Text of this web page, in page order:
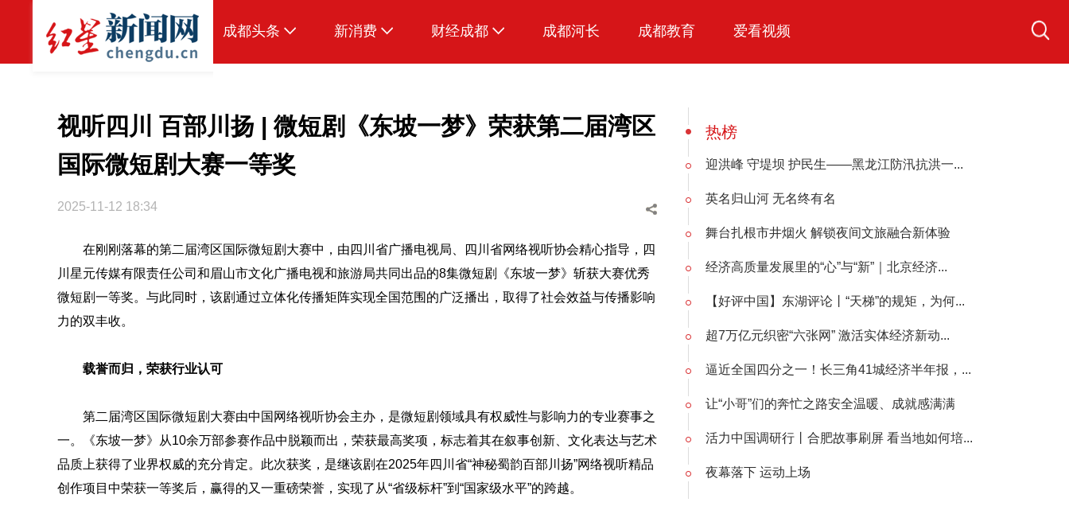
成都头条
本地
国内
热点专题
传真机
新消费 财经成都 成都河长 成都教育 爱看视频
视听四川 百部川扬 | 微短剧《东坡一梦》荣获第二届湾区
国际微短剧大赛一等奖
2025-11-12 18:34
在刚刚落幕的第二届湾区国际微短剧大赛中，由四川省广播电视局、四川省网络视听协会精心指导，四
川星元传媒有限责任公司和眉山市文化广播电视和旅游局共同出品的8集微短剧《东坡一梦》斩获大赛优秀
微短剧一等奖。与此同时，该剧通过立体化传播矩阵实现全国范围的广泛播出，取得了社会效益与传播影响
力的双丰收。
载誉而归，荣获行业认可
第二届湾区国际微短剧大赛由中国网络视听协会主办，是微短剧领域具有权威性与影响力的专业赛事之
一。《东坡一梦》从10余万部参赛作品中脱颖而出，荣获最高奖项，标志着其在叙事创新、文化表达与艺术
品质上获得了业界权威的充分肯定。此次获奖，是继该剧在2025年四川省“神秘蜀韵百部川扬”网络视听精品
创作项目中荣获一等奖后，赢得的又一重磅荣誉，实现了从“省级标杆”到“国家级水平”的跨越。
热榜
迎洪峰 守堤坝 护民生——黑龙江防汛抗洪一...
英名归山河 无名终有名
舞台扎根市井烟火 解锁夜间文旅融合新体验
经济高质量发展里的“心”与“新”｜北京经济...
【好评中国】东湖评论丨“天梯”的规矩，为何...
超7万亿元织密“六张网” 激活实体经济新动...
逼近全国四分之一！长三角41城经济半年报，...
让“小哥”们的奔忙之路安全温暖、成就感满满
活力中国调研行丨合肥故事刷屏 看当地如何培...
夜幕落下 运动上场